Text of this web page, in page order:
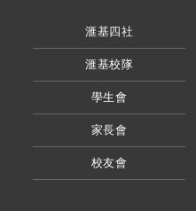
滙基四社
滙基校隊
學生會
家長會
校友會